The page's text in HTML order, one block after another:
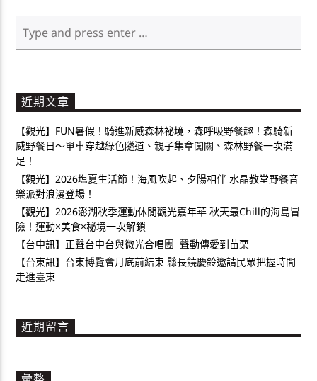
近期文章
【觀光】FUN暑假！騎進新威森林祕境，森呼吸野餐趣！森騎新
威野餐日～單車穿越綠色隧道、親子集章闖關、森林野餐一次滿
足！
【觀光】2026塩夏生活節！海風吹起、夕陽相伴 水晶教堂野餐音
樂派對浪漫登場！
【觀光】2026澎湖秋季運動休閒觀光嘉年華 秋天最Chill的海島冒
險！運動×美食×秘境一次解鎖
【台中訊】正聲台中台與微光合唱團 聲動傳愛到苗栗
【台東訊】台東博覽會月底前結束 縣長饒慶鈴邀請民眾把握時間
走進臺東
近期留言